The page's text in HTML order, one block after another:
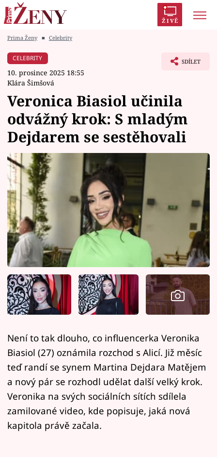
ŽIVĚ
Módní alarm
Témata
Celebrity
Vztahy
Seriály
Horoskopy
Sledujte prima+
Filmový festival Karlovy Vary
Pořady
Mámy sobě
Přihlášení
Sledujte nás
Prima Ženy ■ Celebrity
CELEBRITY
10. prosince 2025 18:55
Klára Šimšová
SDÍLET
Veronica Biasiol učinila
odvážný krok: S mladým
Dejdarem se sestěhovali
Není to tak dlouho, co influencerka Veronika
Biasiol (27) oznámila rozchod s Alicí. Již měsíc
teď randí se synem Martina Dejdara Matějem
a nový pár se rozhodl udělat další velký krok.
Veronika na svých sociálních sítích sdílela
zamilované video, kde popisuje, jaká nová
kapitola právě začala.